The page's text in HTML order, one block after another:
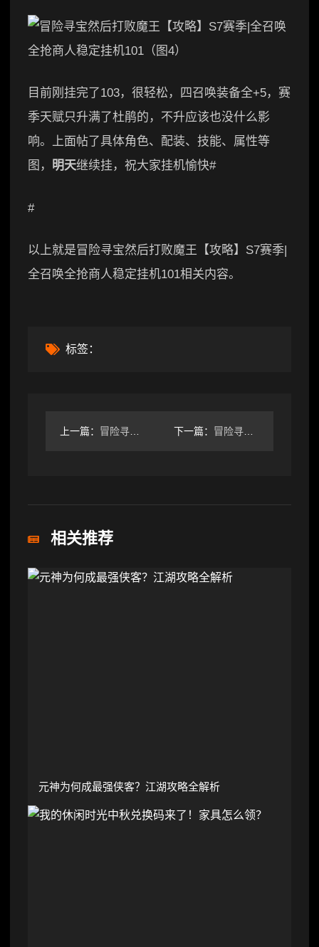
目前刚挂完了103，很轻松，四召唤装备全+5，赛
季天赋只升满了杜鹃的，不升应该也没什么影
响。上面帖了具体角色、配装、技能、属性等
图， 明天继续挂，祝大家挂机愉快#
#
以上就是冒险寻宝然后打败魔王【攻略】S7赛季|
全召唤全抢商人稳定挂机101相关内容。
标签：
上一篇： 冒险寻宝然后打败魔王【攻略】S6 喂到萌新嘴里的 dot 四 下一篇： 冒险寻宝然后打败魔王【装备出售和筛选】功能详解！试用版本为2
相关推荐
元神为何成最强侠客？江湖攻略全解析